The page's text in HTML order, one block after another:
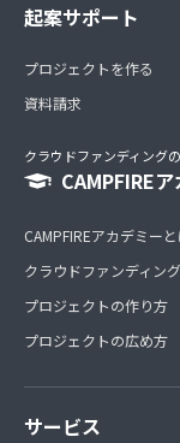
起案サポート
プロジェクトを作る
資料請求
クラウドファンディング
CAMPFIRE
CAMPFIREアカデミー
クラウドファンディン
プロジェクトの作り方
プロジェクトの広め方
サービス